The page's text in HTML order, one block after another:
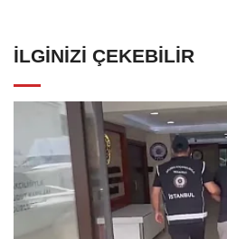
İLGINIZI ÇEKEBILIR